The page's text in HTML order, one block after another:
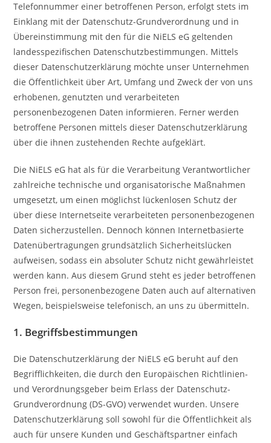
Telefonnummer einer betroffenen Person, erfolgt stets im
Einklang mit der Datenschutz-Grundverordnung und in
Übereinstimmung mit den für die NiELS eG geltenden
landesspezifischen Datenschutzbestimmungen. Mittels
dieser Datenschutzerklärung möchte unser Unternehmen
die Öffentlichkeit über Art, Umfang und Zweck der von uns
erhobenen, genutzten und verarbeiteten
personenbezogenen Daten informieren. Ferner werden
betroffene Personen mittels dieser Datenschutzerklärung
über die ihnen zustehenden Rechte aufgeklärt.
Die NiELS eG hat als für die Verarbeitung Verantwortlicher
zahlreiche technische und organisatorische Maßnahmen
umgesetzt, um einen möglichst lückenlosen Schutz der
über diese Internetseite verarbeiteten personenbezogenen
Daten sicherzustellen. Dennoch können Internetbasierte
Datenübertragungen grundsätzlich Sicherheitslücken
aufweisen, sodass ein absoluter Schutz nicht gewährleistet
werden kann. Aus diesem Grund steht es jeder betroffenen
Person frei, personenbezogene Daten auch auf alternativen
Wegen, beispielsweise telefonisch, an uns zu übermitteln.
1. Begriffsbestimmungen
Die Datenschutzerklärung der NiELS eG beruht auf den
Begrifflichkeiten, die durch den Europäischen Richtlinien-
und Verordnungsgeber beim Erlass der Datenschutz-
Grundverordnung (DS-GVO) verwendet wurden. Unsere
Datenschutzerklärung soll sowohl für die Öffentlichkeit als
auch für unsere Kunden und Geschäftspartner einfach